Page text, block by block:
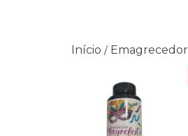
Início / Emagrecedor